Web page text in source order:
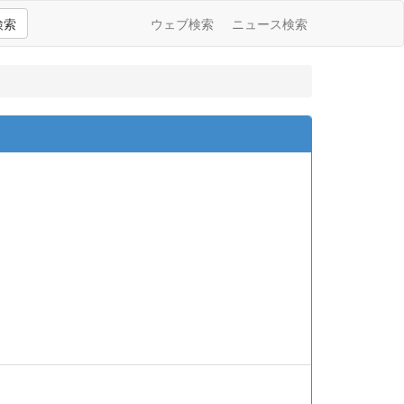
索 ウェブ検索 ニュース検索